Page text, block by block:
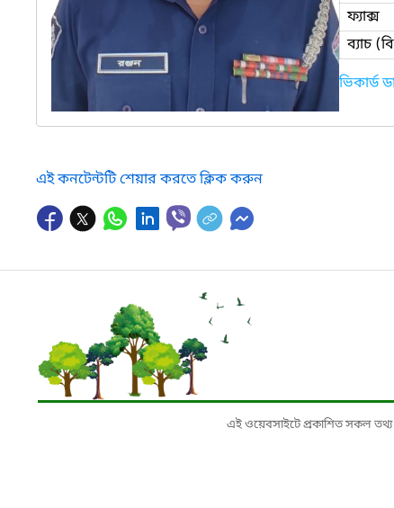
ফ্যাক্স
ব্যাচ
ভিকার্ড
এই কনটেন্টটি শেয়ার করতে ক্লিক করুন
এই ওয়েবসাইটে প্রকাশিত সকল তথ্য